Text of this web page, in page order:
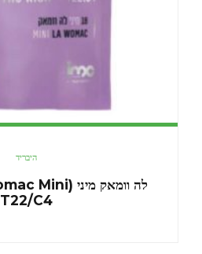
היבריד
T22/C4